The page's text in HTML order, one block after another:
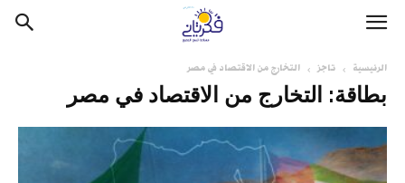
الرئيسية تاجز التخارج من الاقتصاد في مصر
بطاقة: التخارج من الاقتصاد في مصر